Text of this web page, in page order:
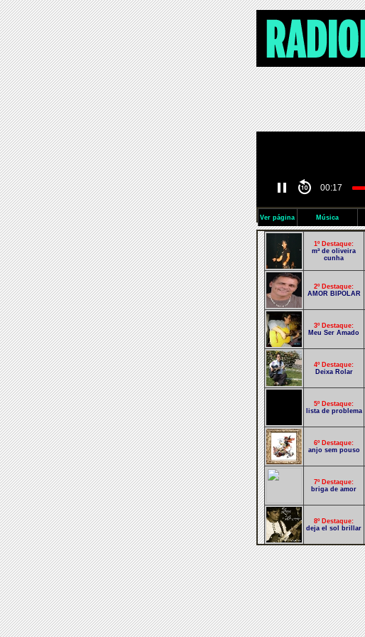
00:17
Ver página Música
1º Destaque:
mª de oliveira
cunha
2º Destaque:
AMOR BIPOLAR
3º Destaque:
Meu Ser Amado
4º Destaque:
Deixa Rolar
5º Destaque:
lista de problema
6º Destaque:
anjo sem pouso
7º Destaque:
briga de amor
8º Destaque:
deja el sol brillar
9º Destaque:
sem medida nem
limite
10º Destaque:
quero vencer